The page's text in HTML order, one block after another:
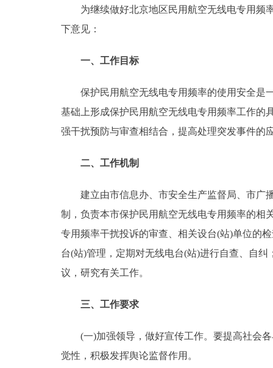
ESPAÑOL
ITALIANO
为继续做好北京地区民用航空无线电专用频率
下意见：
一、工作目标
保护民用航空无线电专用频率的使用安全是一
基础上形成保护民用航空无线电专用频率工作的
强干扰预防与审查相结合，提高处理突发事件的
二、工作机制
建立由市信息办、市安全生产监督局、市广播
制，负责本市保护民用航空无线电专用频率的相
专用频率干扰投诉的审查、相关设台(站)单位的
台(站)管理，定期对无线电台(站)进行自查、自
议，研究有关工作。
三、工作要求
(一)加强领导，做好宣传工作。要提高社会各
觉性，积极发挥舆论监督作用。